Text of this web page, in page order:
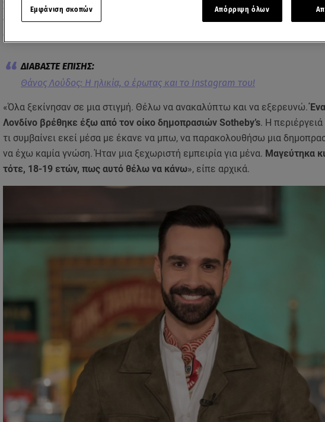
Στη RealLife μίλησε ο . Ο εκτιμητής τουCash or Trash
πώς βρέθηκε στον χώρο των δημοπρασιών
, αλλά και τι ήταν αυτό που
να ξεκινήσει τη δική του επιχείρηση.
Θάνος Λούδος: Η ηλικία, ο έρωτας και το Instagram του!
«Όλα ξεκίνησαν σε μια στιγμή. Θέλω να ανακαλύπτω και να εξερευνώ.
Λονδίνο βρέθηκε έξω από τον οίκο δημοπρασιών Sotheby’s. Η
τι συμβαίνει εκεί μέσα με έκανε να μπω, να παρακολουθήσω μια
να έχω καμία γνώση. Ήταν μια ξεχωριστή εμπειρία για μένα. Μαγεύτηκα
τότε, 18-19 ετών, πως αυτό θέλω να κάνω», είπε αρχικά.
Εμφάνιση σκοπών Απόρριψη όλων